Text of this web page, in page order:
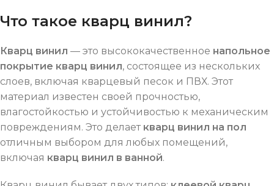
Что такое кварц винил?
Кварц винил — это высококачественное напольное
покрытие кварц винил, состоящее из нескольких
слоев, включая кварцевый песок и ПВХ. Этот
материал известен своей прочностью,
влагостойкостью и устойчивостью к механическим
повреждениям. Это делает кварц винил на пол
отличным выбором для любых помещений,
включая кварц винил в ванной.